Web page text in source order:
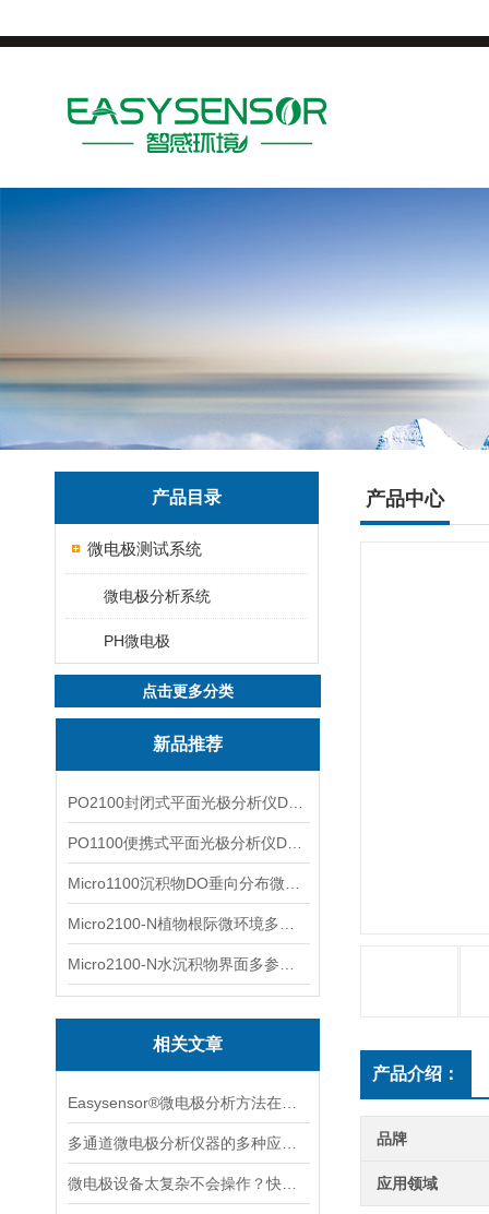
产品目录
微电极测试系统
微电极分析系统
PH微电极
点击更多分类
新品推荐
相关文章
产品中心
产品介绍：
品牌
应用领域